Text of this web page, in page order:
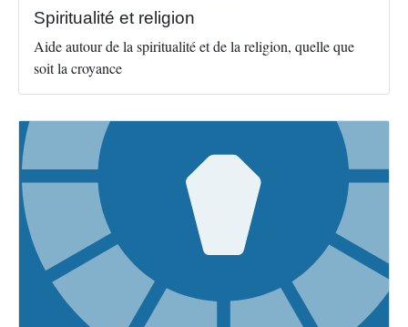
Spiritualité et religion
Aide autour de la spiritualité et de la religion, quelle que
soit la croyance
Image